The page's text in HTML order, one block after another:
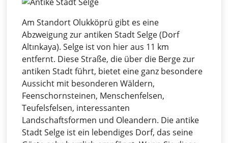
Am Standort Olukköprü gibt es eine
Abzweigung zur antiken Stadt Selge (Dorf
Altınkaya). Selge ist von hier aus 11 km
entfernt. Diese Straße, die über die Berge zur
antiken Stadt führt, bietet eine ganz besondere
Aussicht mit besonderen Wäldern,
Feenschornsteinen, Menschenfelsen,
Teufelsfelsen, interessanten
Landschaftsformen und Oleandern. Die antike
Stadt Selge ist ein lebendiges Dorf, das seine